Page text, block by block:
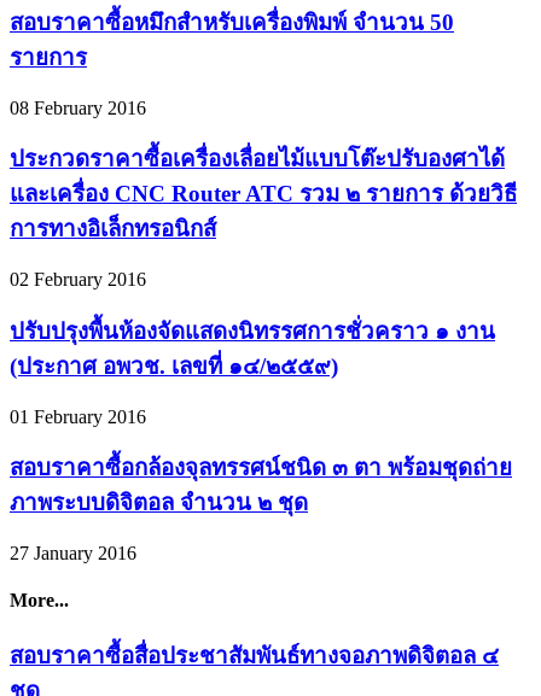
สอบราคาซื้อหมึกสำหรับเครื่องพิมพ์ จำนวน 50
รายการ
08 February 2016
ประกวดราคาซื้อเครื่องเลื่อยไม้แบบโต๊ะปรับองศาได้
และเครื่อง CNC Router ATC รวม ๒ รายการ ด้วยวิธี
การทางอิเล็กทรอนิกส์
02 February 2016
ปรับปรุงพื้นห้องจัดแสดงนิทรรศการชั่วคราว ๑ งาน
(ประกาศ อพวช. เลขที่ ๑๔/๒๕๕๙)
01 February 2016
สอบราคาซื้อกล้องจุลทรรศน์ชนิด ๓ ตา พร้อมชุดถ่าย
ภาพระบบดิจิตอล จำนวน ๒ ชุด
27 January 2016
More...
สอบราคาซื้อสื่อประชาสัมพันธ์ทางจอภาพดิจิตอล ๔
ชุด